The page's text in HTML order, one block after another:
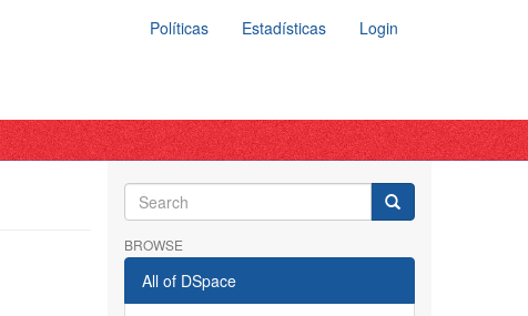
Políticas Estadísticas Login
BROWSE
All of DSpace